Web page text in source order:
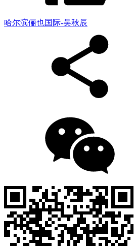
哈尔滨俪也国际-吴秋辰